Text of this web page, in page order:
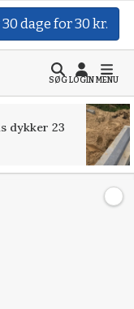
dage for 30 kr.
SØGLOGINMENU
dykker 23